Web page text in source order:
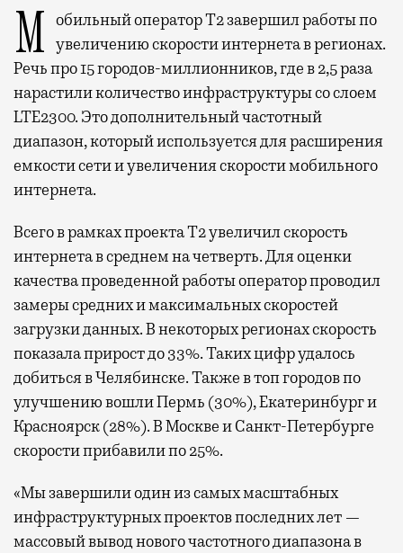
Мобильный оператор Т2 завершил работы по увеличению скорости интернета в регионах.
Речь про 15 городов-миллионников, где в 2,5 раза
нарастили количество инфраструктуры со слоем
LTE2300. Это дополнительный частотный
диапазон, который используется для расширения
емкости сети и увеличения скорости мобильного
интернета.
Всего в рамках проекта Т2 увеличил скорость
интернета в среднем на четверть. Для оценки
качества проведенной работы оператор проводил
замеры средних и максимальных скоростей
загрузки данных. В некоторых регионах скорость
показала прирост до 33%. Таких цифр удалось
добиться в Челябинске. Также в топ городов по
улучшению вошли Пермь (30%), Екатеринбург и
Красноярск (28%). В Москве и Санкт-Петербурге
скорости прибавили по 25%.
«Мы завершили один из самых масштабных
инфраструктурных проектов последних лет —
массовый вывод нового частотного диапазона в